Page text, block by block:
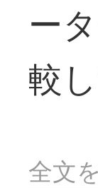
ー
較
全文